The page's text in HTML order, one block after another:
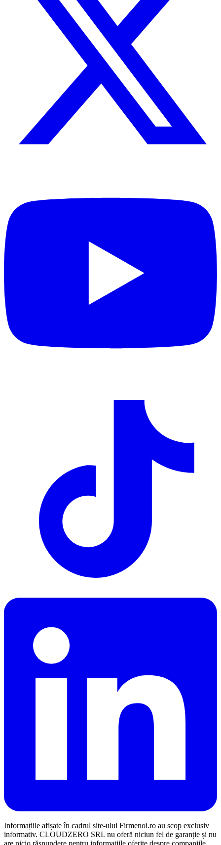
Informațiile afișate în cadrul site-ului Firmenoi.ro au scop exclusiv
informativ. CLOUDZERO SRL nu oferă niciun fel de garanție și nu
are nicio răspundere pentru informațiile oferite despre companiile